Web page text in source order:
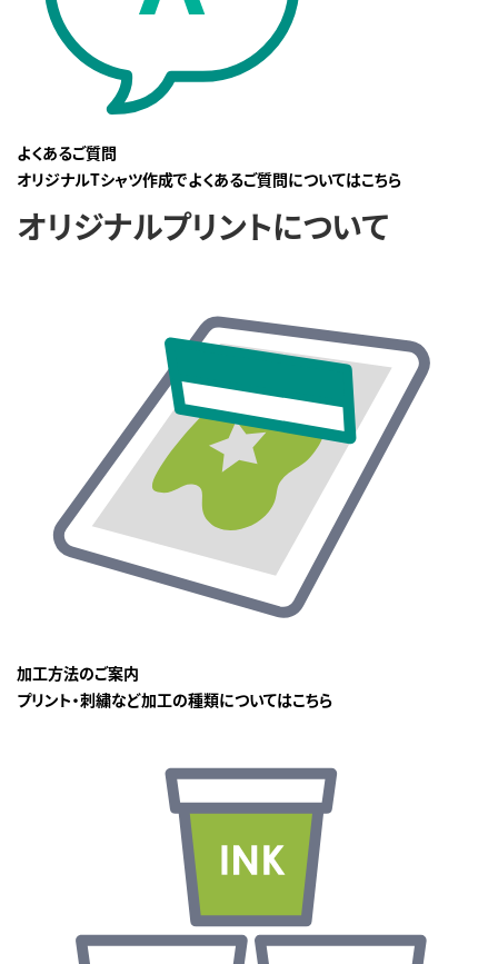
よくあるご質問
オリジナルTシャツ作成でよくあるご質問についてはこちら
オリジナルプリントについて
加工方法のご案内
プリント・刺繍など加工の種類についてはこちら